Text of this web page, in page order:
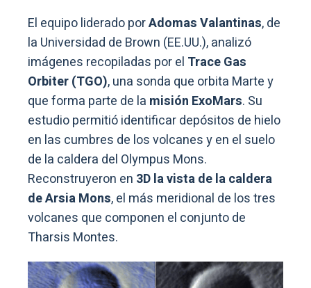
El equipo liderado porAdomas Valantinas, de
la Universidad de Brown (EE.UU.), analizó
imágenes recopiladas por el Trace Gas
Orbiter (TGO), una sonda que orbita Marte y
que forma parte de la misión ExoMars. Su
estudio permitió identificar depósitos de hielo
en las cumbres de los volcanes y en el suelo
de la caldera del Olympus Mons.
Reconstruyeron en 3D la vista de la caldera
de Arsia Mons, el más meridional de los tres
volcanes que componen el conjunto de
Tharsis Montes.